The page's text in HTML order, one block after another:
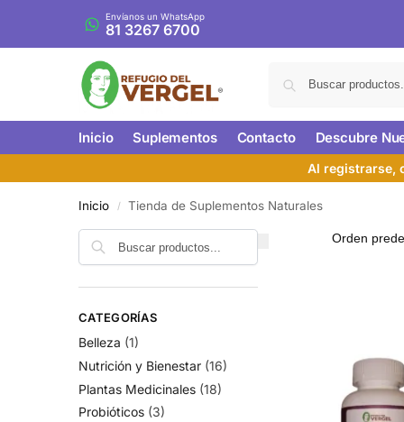
Envíanos un WhatsApp
81 3267 6700
Inicio Suplementos Contacto Descubre
Al registrarse,
Inicio / Tienda de Suplementos Naturales
CATEGORÍAS
Belleza (1)
Nutrición y Bienestar (16)
Plantas Medicinales (18)
Probióticos (3)